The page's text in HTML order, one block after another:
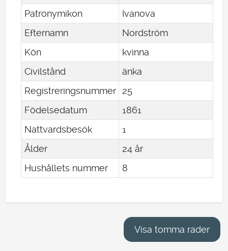
Patronymikon
Ivanova
Efternamn
Nordström
Kön
kvinna
Civilstånd
änka
Registreringsnummer
25
Födelsedatum
1861
Nattvardsbesök
1
Ålder
24 år
Hushållets nummer
8
Visa tomma rader